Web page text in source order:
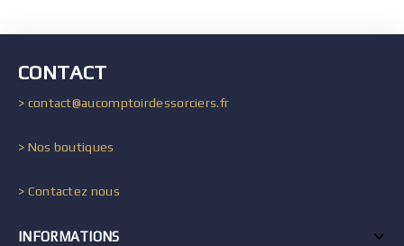
CONTACT
> contact@aucomptoirdessorciers.fr
> Nos boutiques
> Contactez nous
INFORMATIONS